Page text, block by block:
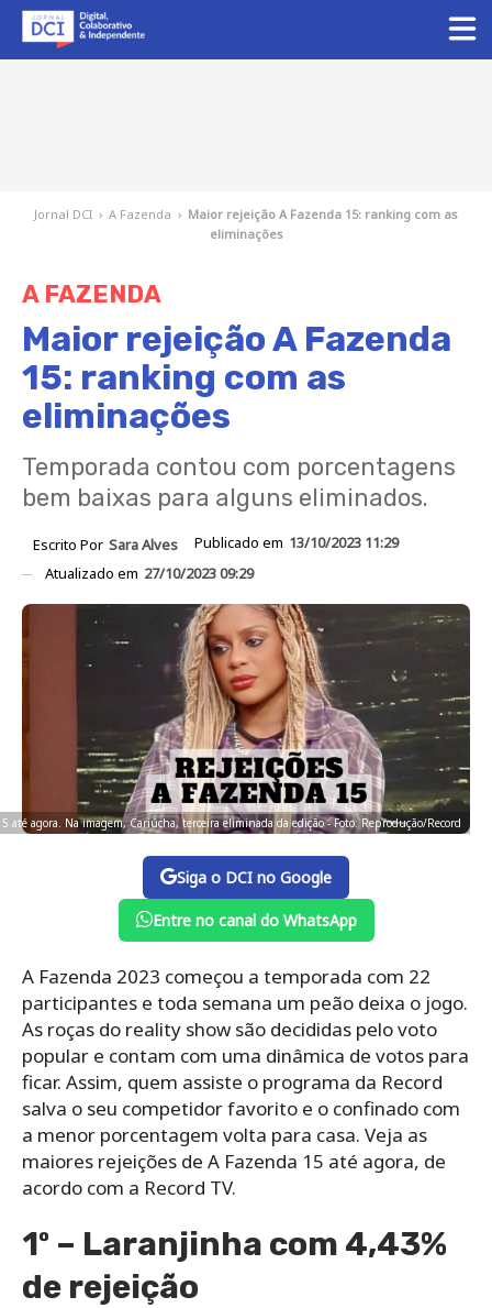
Jornal DCI › A Fazenda › Maior rejeição A Fazenda 15: ranking com as
eliminações
A FAZENDA
Maior rejeição A Fazenda
15: ranking com as
eliminações
Temporada contou com porcentagens
bem baixas para alguns eliminados.
Escrito Por Sara Alves Publicado em 13/10/2023 11:29
Atualizado em 27/10/2023 09:29
até agora. Na imagem, Cariúcha, terceira eliminada da edição - Foto: Reprodução/Record
Siga o DCI no Google
Entre no canal do WhatsApp
A Fazenda 2023 começou a temporada com 22
participantes e toda semana um peão deixa o jogo.
As roças do reality show são decididas pelo voto
popular e contam com uma dinâmica de votos para
ficar. Assim, quem assiste o programa da Record
salva o seu competidor favorito e o confinado com
a menor porcentagem volta para casa. Veja as
maiores rejeições de A Fazenda 15 até agora, de
acordo com a Record TV.
1º – Laranjinha com 4,43%
de rejeição